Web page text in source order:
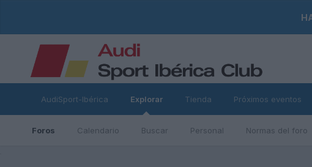
AudiSport-Ibérica Explorar
Foros Calendario Buscar Personal Normas del foro
Tienda Próximos eventos